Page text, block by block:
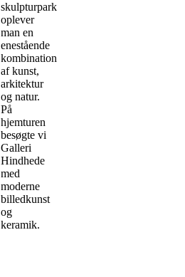
skulpturpark
oplever
man en
enestående
kombination
af kunst,
arkitektur
og natur.
På
hjemturen
besøgte vi
Galleri
Hindhede
med
moderne
billedkunst
og
keramik.